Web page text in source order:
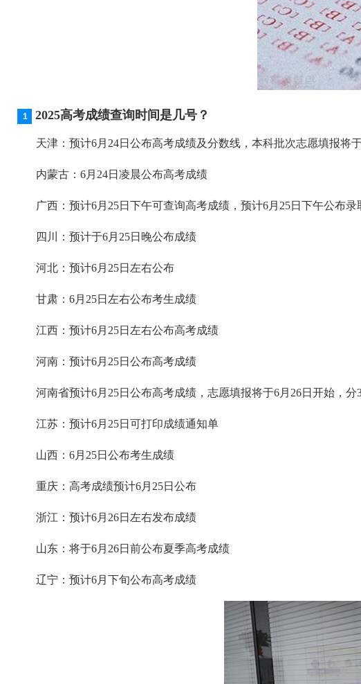
2025高考成绩查询时间是几号？
天津：预计6月24日公布高考成绩及分数线，本科批次志愿填报将于
内蒙古：6月24日凌晨公布高考成绩
广西：预计6月25日下午可查询高考成绩，预计6月25日下午公布录
四川：预计于6月25日晚公布成绩
河北：预计6月25日左右公布
甘肃：6月25日左右公布考生成绩
江西：预计6月25日左右公布高考成绩
河南：预计6月25日公布高考成绩
河南省预计6月25日公布高考成绩，志愿填报将于6月26日开始，分3
江苏：预计6月25日可打印成绩通知单
山西：6月25日公布考生成绩
重庆：高考成绩预计6月25日公布
浙江：预计6月26日左右发布成绩
山东：将于6月26日前公布夏季高考成绩
辽宁：预计6月下旬公布高考成绩